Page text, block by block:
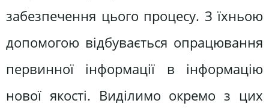
забезпечення цього процесу. З їхньою
допомогою відбувається опрацювання
первинної інформації в інформацію
нової якості. Виділимо окремо з цих